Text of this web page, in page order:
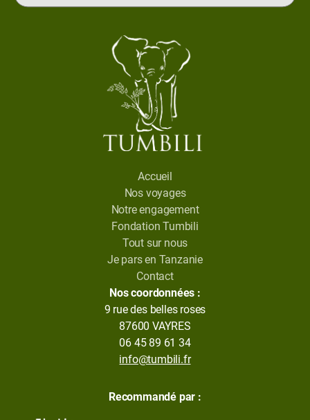
Accueil
Nos voyages
Notre engagement
Fondation Tumbili
Tout sur nous
Je pars en Tanzanie
Contact
Recommandé par :
Nos coordonnées :
9 rue des belles roses
87600 VAYRES
06 45 89 61 34
info@tumbili.fr